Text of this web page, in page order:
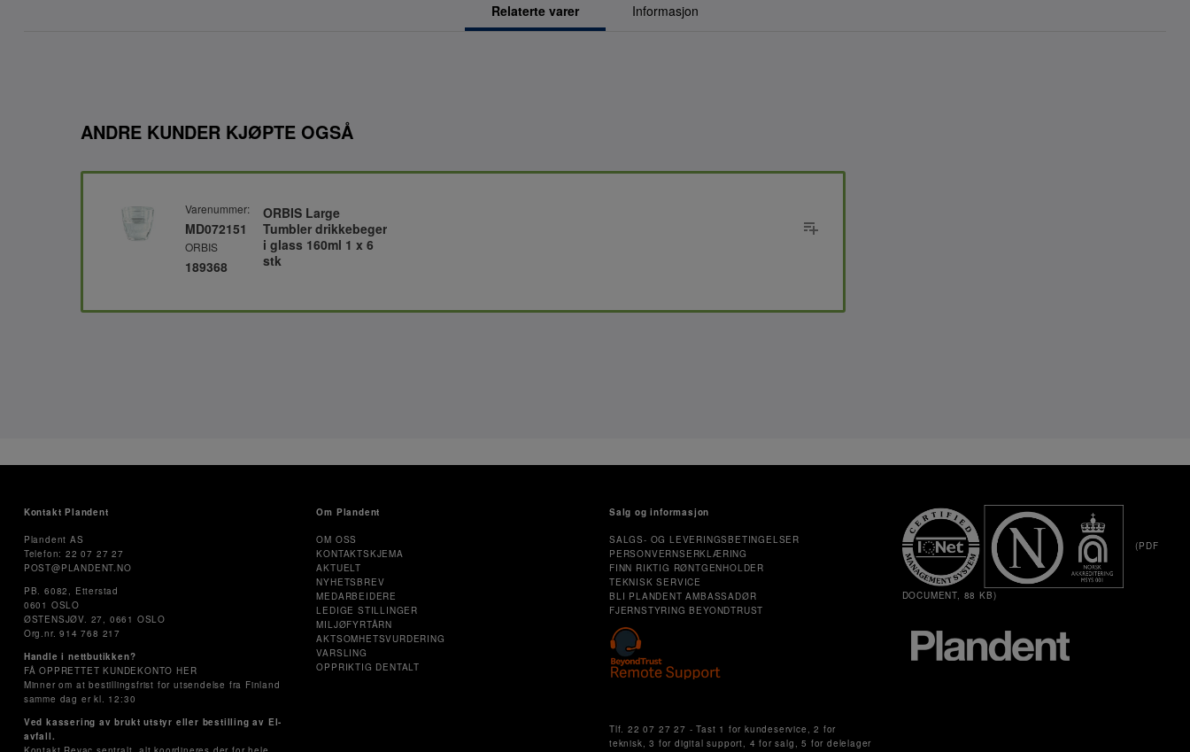
Relaterte varer Informasjon
ANDRE KUNDER KJØPTE OGSÅ
Varenummer:
MD072151
ORBIS
189368
ORBIS Large
Tumbler drikkebeger
i glass 160ml 1 x 6
stk
Kontakt Plandent
Plandent AS
Telefon: 22 07 27 27
POST@PLANDENT.NO
PB. 6082, Etterstad
0601 OSLO
ØSTENSJØV. 27, 0661 OSLO
Org.nr. 914 768 217
Handle i nettbutikken?
FÅ OPPRETTET KUNDEKONTO HER
Minner om at bestillingsfrist for utsendelse fra Finland
samme dag er kl. 12:30
Ved kassering av brukt utstyr eller bestilling av El-
avfall.
Om Plandent
OM OSS
KONTAKTSKJEMA
AKTUELT
NYHETSBREV
MEDARBEIDERE
LEDIGE STILLINGER
MILJØFYRTÅRN
AKTSOMHETSVURDERING
VARSLING
OPPRIKTIG DENTALT
Salg og informasjon
SALGS- OG LEVERINGSBETINGELSER
PERSONVERNSERKLÆRING
FINN RIKTIG RØNTGENHOLDER
TEKNISK SERVICE
BLI PLANDENT AMBASSADØR
FJERNSTYRING BEYONDTRUST
Tlf. 22 07 27 27 - Tast 1 for kundeservice, 2 for
teknisk, 3 for digital support, 4 for salg, 5 for delelager
(PDF
DOCUMENT, 88 KB)